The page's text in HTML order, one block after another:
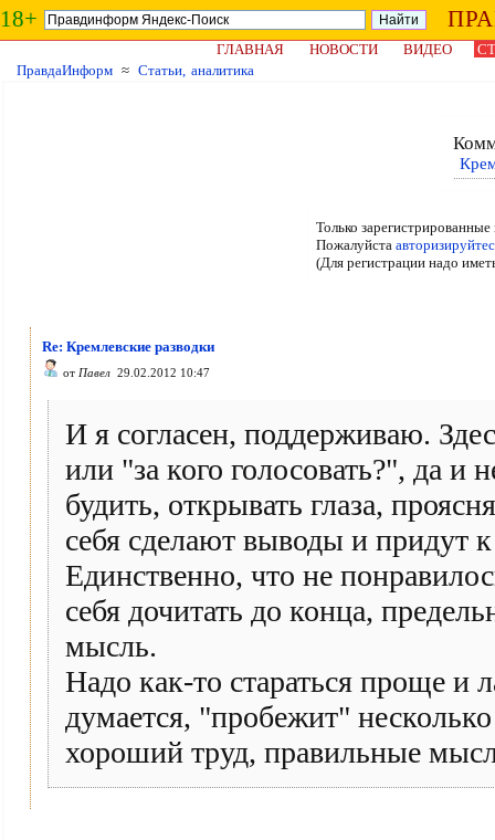
18+
ГЛАВНАЯ НОВОСТИ ВИДЕО
ПравдаИнформ ≈ Статьи, аналитика
Только
Пожалуйста
(Для регистрации надо
Re: Кремлевские разводки
от Павел 29.02.2012 10:47
И я согласен, поддерживаю.
или "за кого голосовать?", да
будить, открывать глаза,
себя сделают выводы и придут
Единственно, что не
себя дочитать до конца,
мысль.
Надо как-то стараться проще и
думается, "пробежит"
хороший труд, правильные